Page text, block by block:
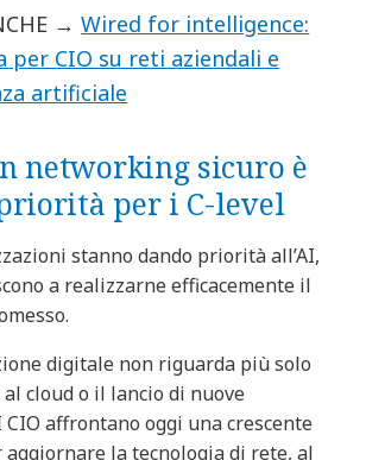
→Wired for intelligence:
per CIO su reti aziendali e
artificiale
networking sicuro è
per i C-level
stanno dando priorità all’AI,
a realizzarne efficacemente il
digitale non riguarda più solo
cloud o il lancio di nuove
affrontano oggi una crescente
la tecnologia di rete, al